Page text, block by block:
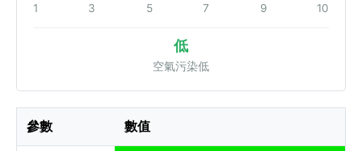
1 3 5 7 9 10
低
空氣污染低
參數 數值